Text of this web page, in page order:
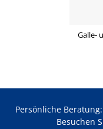
Galle-
Persönliche Beratung:
Besuchen